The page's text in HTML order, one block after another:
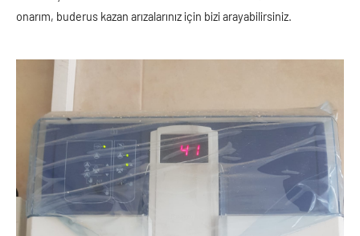
onarım, buderus kazan arızalarınız için bizi arayabilirsiniz.